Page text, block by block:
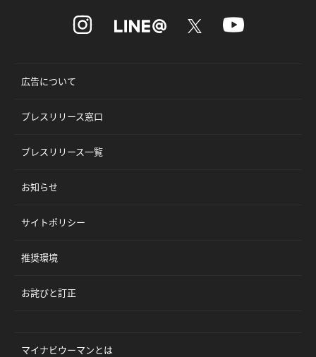
広告について
プレスリリース窓口
プレスリリース一覧
お知らせ
サイトポリシー
推奨環境
お詫びと訂正
マイナビウーマンとは